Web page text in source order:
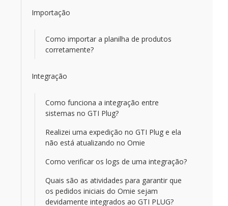
Importação
Como importar a planilha de produtos
corretamente?
Integração
Como funciona a integração entre
sistemas no GTI Plug?
Realizei uma expedição no GTI Plug e ela
não está atualizando no Omie
Como verificar os logs de uma integração?
Quais são as atividades para garantir que
os pedidos iniciais do Omie sejam
devidamente integrados ao GTI PLUG?